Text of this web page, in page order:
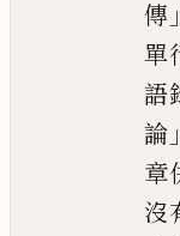
傳
單
語
論 」
章
沒